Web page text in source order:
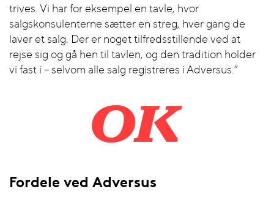
trives. Vi har for eksempel en tavle, hvor
salgskonsulenterne sætter en streg, hver gang de
laver et salg. Der er noget tilfredsstillende ved at
rejse sig og gå hen til tavlen, og den tradition holder
vi fast i – selvom alle salg registreres i Adversus.”
Fordele ved Adversus